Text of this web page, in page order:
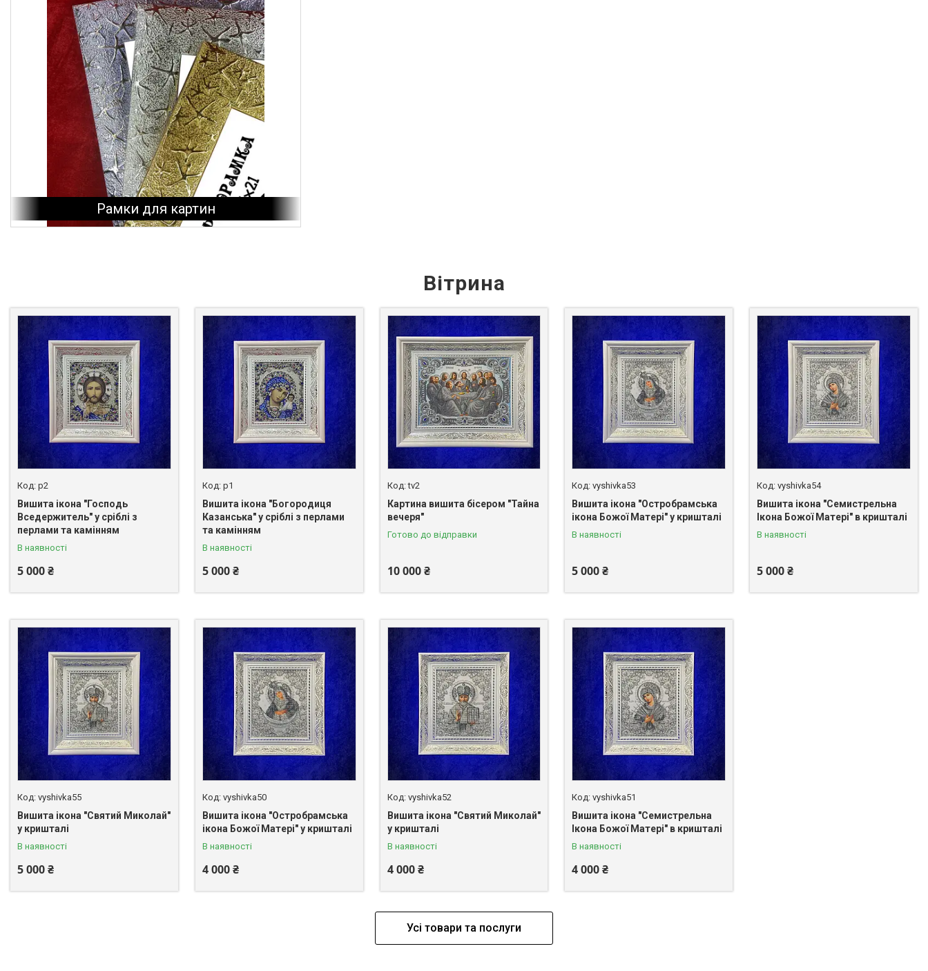
Рамки для картин
Вітрина
p2
Вишита ікона "Господь
Вседержитель" у сріблі з
перлами та камінням
В наявності
5 000 ₴
p1
Вишита ікона "Богородиця
Казанська" у сріблі з перлами
та камінням
В наявності
5 000 ₴
tv2
Картина вишита бісером "Тайна
вечеря"
Готово до відправки
10 000 ₴
vyshivka53
Вишита ікона "Остробрамська
ікона Божої Матері" у кришталі
В наявності
5 000 ₴
vyshivka54
Вишита ікона "Семистрельна
Ікона Божої Матері" в кришталі
В наявності
5 000 ₴
vyshivka55
Вишита ікона "Святий Миколай"
у кришталі
В наявності
5 000 ₴
vyshivka50
Вишита ікона "Остробрамська
ікона Божої Матері" у кришталі
В наявності
4 000 ₴
vyshivka52
Вишита ікона "Святий Миколай"
у кришталі
В наявності
4 000 ₴
vyshivka51
Вишита ікона "Семистрельна
Ікона Божої Матері" в кришталі
В наявності
4 000 ₴
Усі товари та послуги